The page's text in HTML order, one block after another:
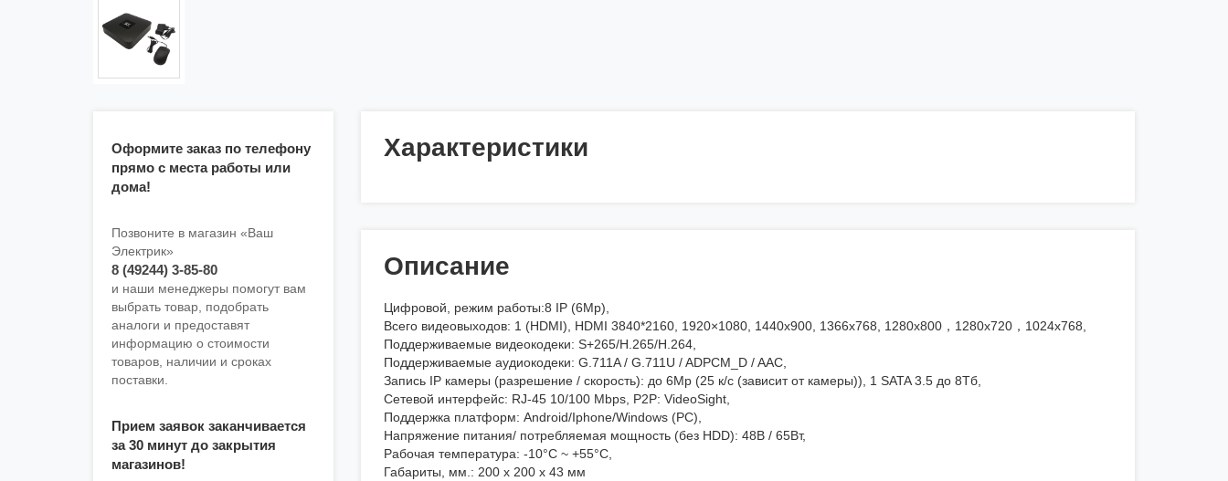
Оформите заказ по телефону
прямо с места работы или
дома!
Позвоните в магазин «Ваш
Электрик»
8 (49244) 3-85-80
и наши менеджеры помогут вам
выбрать товар, подобрать
аналоги и предоставят
информацию о стоимости
товаров, наличии и сроках
поставки.
Прием заявок заканчивается
за 30 минут до закрытия
магазинов!
Характеристики
Описание
Цифровой, режим работы:8 IP (6Mp),
Всего видеовыходов: 1 (HDMI), HDMI 3840*2160, 1920×1080, 1440x900, 1366x768, 1280x800，1280x720，1024x768,
Поддерживаемые видеокодеки: S+265/H.265/H.264,
Поддерживаемые аудиокодеки: G.711A / G.711U / ADPCM_D / AAC,
Запись IP камеры (разрешение / скорость): до 6Mp (25 к/с (зависит от камеры)), 1 SATA 3.5 до 8Тб,
Сетевой интерфейс: RJ-45 10/100 Mbps, P2P: VideoSight,
Поддержка платформ: Android/Iphone/Windows (PC),
Напряжение питания/ потребляемая мощность (без HDD): 48В / 65Вт,
Рабочая температура: -10°C ~ +55°C,
Габариты, мм.: 200 х 200 х 43 мм